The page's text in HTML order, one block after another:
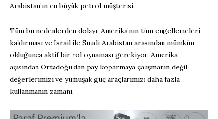
Arabistan’ın en büyük petrol müşterisi.
Tüm bu nedenlerden dolayı, Amerika’nın tüm engellemeleri
kaldırması ve İsrail ile Suudi Arabistan arasından mümkün
olduğunca aktif bir rol oynaması gerekiyor. Amerika
açısından Ortadoğu’dan pay koparmaya çalışmanın değil,
değerlerimizi ve yumuşak güç araçlarımızı daha fazla
kullanmanın zamanı.